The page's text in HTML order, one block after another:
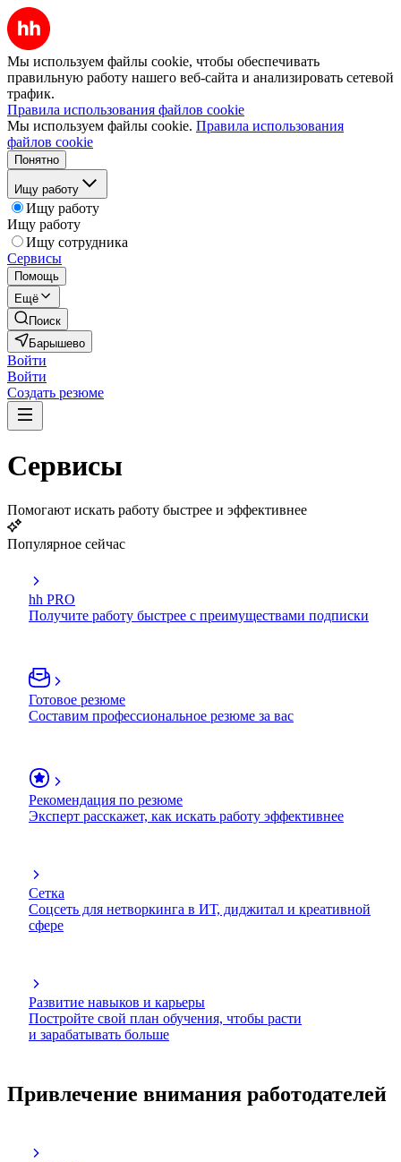
Мы используем файлы cookie, чтобы обеспечивать
правильную работу нашего веб-сайта и анализировать сетевой
трафик.
Правила использования файлов cookie
Мы используем файлы cookie. Правила использования
файлов cookie
Понятно
Ищу работу
Ищу работу
Ищу работу
Ищу сотрудника
Сервисы
Помощь
Ещё
Поиск
Барышево
Войти
Войти
Создать резюме
Сервисы
Помогают искать работу быстрее и эффективнее
Популярное сейчас
hh PRO
Получите работу быстрее с преимуществами подписки
Готовое резюме
Составим профессиональное резюме за вас
Рекомендация по резюме
Эксперт расскажет, как искать работу эффективнее
Сетка
Соцсеть для нетворкинга в ИТ, диджитал и креативной
сфере
Развитие навыков и карьеры
Постройте свой план обучения, чтобы расти
и зарабатывать больше
Привлечение внимания работодателей